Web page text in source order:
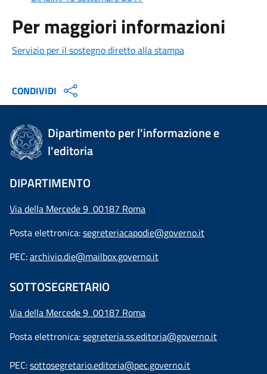
Per maggiori informazioni
Servizio per il sostegno diretto alla stampa
CONDIVIDI
Dipartimento per l'informazione e
l'editoria
DIPARTIMENTO
Via della Mercede 9 00187 Roma
Posta elettronica:segreteriacapodie@governo.it
PEC:archivio.die@mailbox.governo.it
SOTTOSEGRETARIO
Via della Mercede 9 00187 Roma
Posta elettronica:segreteria.ss.editoria@governo.it
PEC:sottosegretario.editoria@pec.governo.it